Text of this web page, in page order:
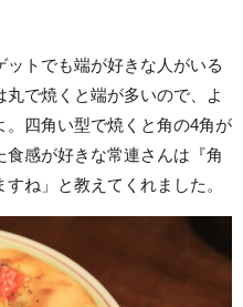
ットでも端が好きな人がいる
で焼くと端が多いので、よ
。四角い型で焼くと角の4角が
感が好きな常連さんは『角
ね」と教えてくれました。